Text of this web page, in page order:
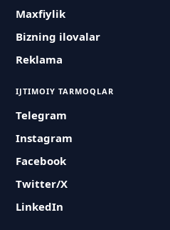
Maxfiylik
Bizning ilovalar
Reklama
IJTIMOIY TARMOQLAR
Telegram
Instagram
Facebook
Twitter/X
LinkedIn